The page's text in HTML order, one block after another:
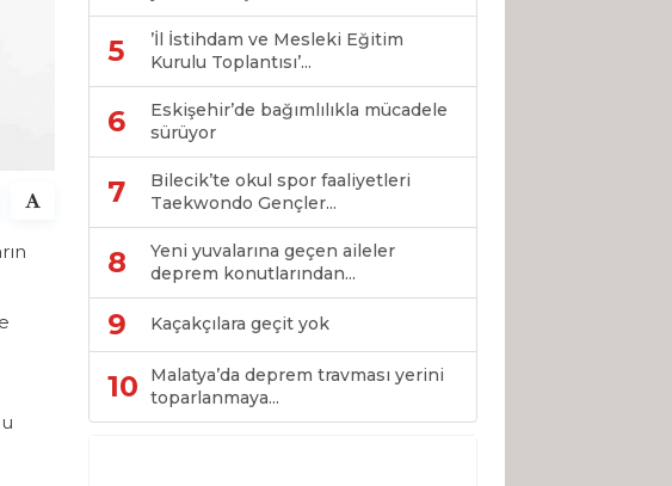
5
’İl İstihdam ve Mesleki Eğitim
Kurulu Toplantısı’...
6
Eskişehir’de bağımlılıkla mücadele
sürüyor
7
Bilecik’te okul spor faaliyetleri
Taekwondo Gençler...
8
Yeni yuvalarına geçen aileler
deprem konutlarından...
9 Kaçakçılara geçit yok
10
Malatya’da deprem travması yerini
toparlanmaya...